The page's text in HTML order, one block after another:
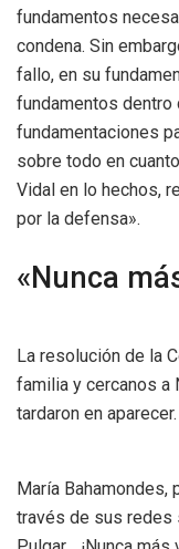
fundamentos
condena. Sin
fallo, en su
fundamentos dentro
fundamentaciones
sobre todo en
Vidal en lo hechos,
por la defensa».
«Nunca
La resolución de la
familia y cercanos a
tardaron en aparecer.
María Bahamondes,
través de sus redes